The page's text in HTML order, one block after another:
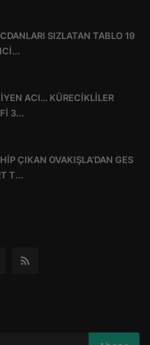
SIZLATAN TABLO 19
ACI… KÜRECİKLİLER
3...
ÇIKAN OVAKIŞLA’DAN GES
T...